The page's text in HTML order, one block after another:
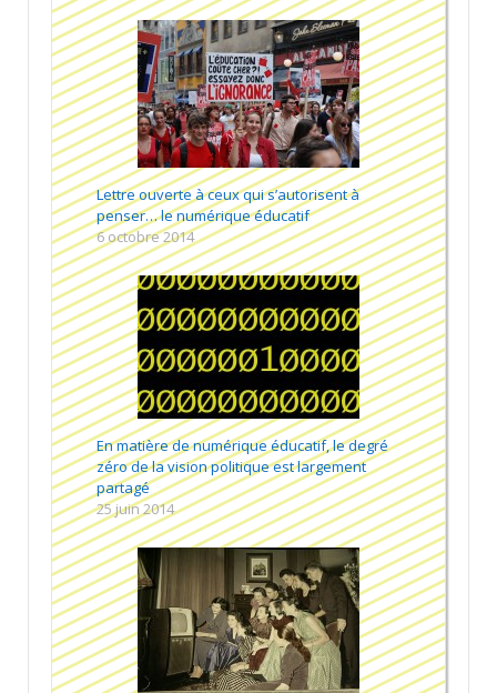
Lettre ouverte à ceux qui s’autorisent à
penser… le numérique éducatif
6 octobre 2014
En matière de numérique éducatif, le degré
zéro de la vision politique est largement
partagé
25 juin 2014